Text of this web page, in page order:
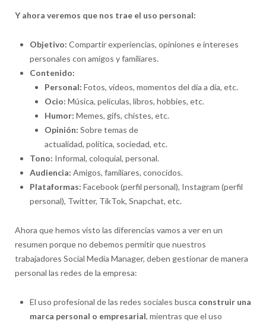
Y ahora veremos que nos trae el uso personal:
Objetivo: Compartir experiencias, opiniones e intereses
personales con amigos y familiares.
Contenido:
Personal: Fotos, vídeos, momentos del día a día, etc.
Ocio: Música, películas, libros, hobbies, etc.
Humor: Memes, gifs, chistes, etc.
Opinión: Sobre temas de
actualidad, política, sociedad, etc.
Tono: Informal, coloquial, personal.
Audiencia: Amigos, familiares, conocidos.
Plataformas: Facebook (perfil personal), Instagram (perfil
personal), Twitter, TikTok, Snapchat, etc.
Ahora que hemos visto las diferencias vamos a ver en un
resumen porque no debemos permitir que nuestros
trabajadores Social Media Manager, deben gestionar de manera
personal las redes de la empresa:
El uso profesional de las redes sociales busca construir una
marca personal o empresarial, mientras que el uso